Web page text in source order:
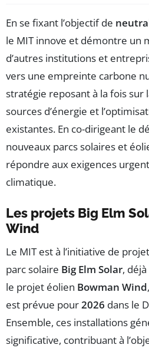
En se fixant l’objectif de
le MIT innove et démontre un
d’autres institutions et
vers une empreinte carbone
stratégie reposant à la fois sur
sources d’énergie et
existantes. En co-dirigeant le
nouveaux parcs solaires et
répondre aux exigences
climatique.
Les projets Big Elm
Wind
Le MIT est à l’initiative de
parc solaire Big Elm Solar,
le projet éolien Bowman Wind
est prévue pour2026 dans le
Ensemble, ces installations
significative, contribuant à